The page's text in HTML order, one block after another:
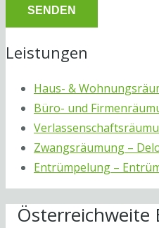
Leistungen
Haus- &
Büro- und
Zwangsräumung –
Entrümpelung –
Österreichweite